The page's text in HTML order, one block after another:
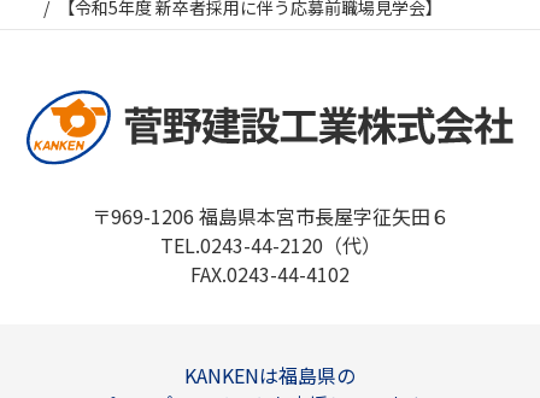
【令和5年度 新卒者採用に伴う応募前職場見学会】
〒969-1206 福島県本宮市長屋字征矢田６
TEL.0243-44-2120（代）
FAX.0243-44-4102
KANKENは福島県の